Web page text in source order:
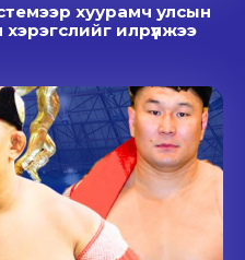
хуурамч улсын
илрүүлжээ